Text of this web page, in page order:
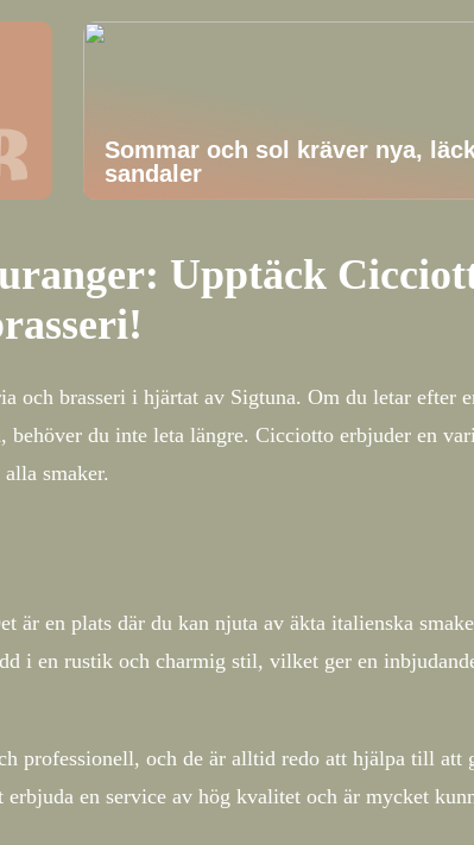
Sommar och sol kräver nya,
sandaler
Upptäck
och brasseri i hjärtat av Sigtuna. Om du letar efter
behöver du inte leta längre. Cicciotto erbjuder en
smaker.
är en plats där du kan njuta av äkta italienska
i en rustik och charmig stil, vilket ger en
professionell, och de är alltid redo att hjälpa till
en service av hög kvalitet och är mycket